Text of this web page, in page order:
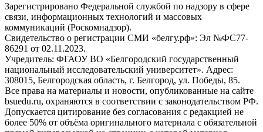
Зарегистрировано Федеральной службой по надзору в сфере
связи, информационных технологий и массовых
коммуникаций (Роскомнадзор).
Свидетельство о регистрации СМИ «белгу.рф»: Эл №ФС77-
86291 от 02.11.2023.
Учредитель: ФГАОУ ВО «Белгородский государственный
национальный исследовательский университет». Адрес:
308015, Белгородская область, г. Белгород, ул. Победы, 85.
Все права на материалы и новости, опубликованные на сайте
bsuedu.ru, охраняются в соответствии с законодательством РФ.
Допускается цитирование без согласования с редакцией не
более 50% от объёма оригинального материала с обязательной